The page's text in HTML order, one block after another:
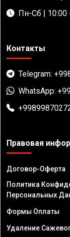
Пн-Сб | 10:00
Контакты
Telegram:
WhatsApp:
Правовая
Договор-Оферта
Политика
Персональных
Формы Оплаты
Удаление